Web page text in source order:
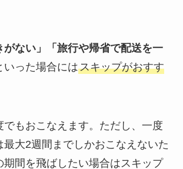
がない」「旅行や帰省で配送を一
いった場合にはスキップがおすす
でもおこなえます。ただし、一度
最大2週間までしかおこなえないた
期間を飛ばしたい場合はスキップ